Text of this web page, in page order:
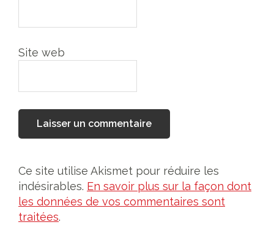
Site web
Ce site utilise Akismet pour réduire les
indésirables. En savoir plus sur la façon dont
les données de vos commentaires sont
traitées.